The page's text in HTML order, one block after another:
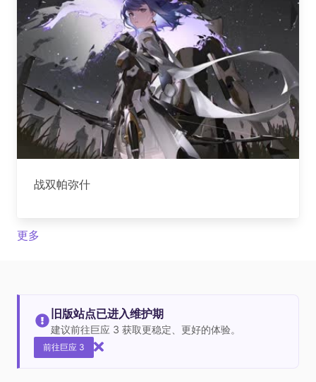
战双帕弥什
更多
旧版站点已进入维护期
建议前往巨应 3 获取更稳定、更好的体验。
前往巨应 3